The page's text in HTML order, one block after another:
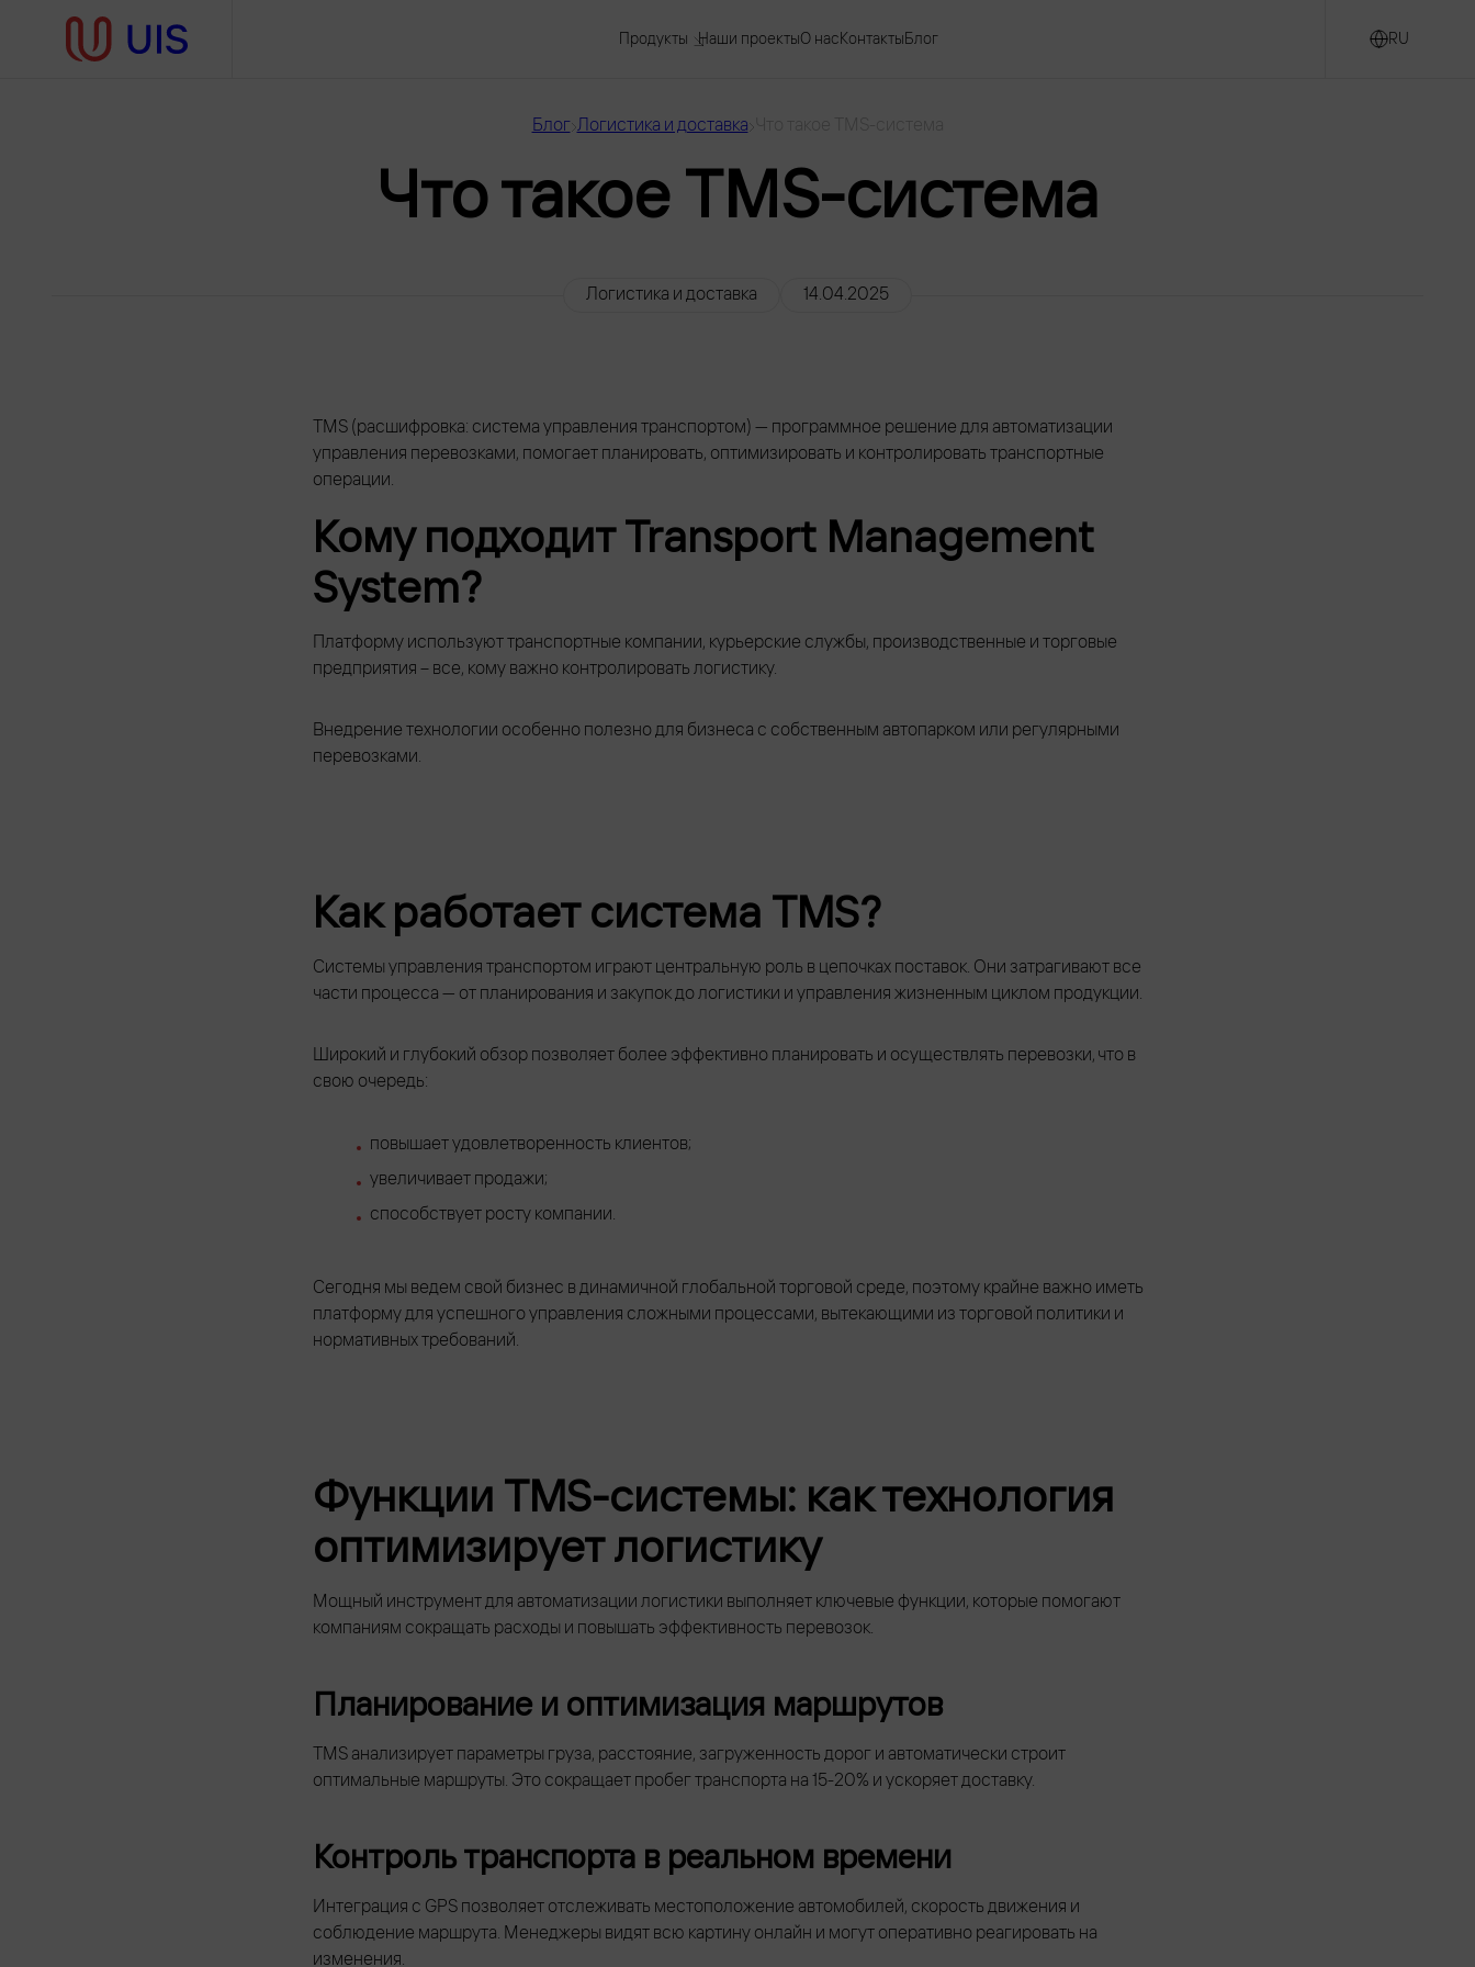
Продукты Наши проектыО нас Контакты Блог RU
Блог Логистика и доставка
Что такое TMS-система
Логистика и доставка 14.04.2025
TMS (расшифровка: система управления транспортом) — программное решение для автоматизации
управления перевозками, помогает планировать, оптимизировать и контролировать транспортные
операции.
Кому подходит Transport Management
System?
Платформу используют транспортные компании, курьерские службы, производственные и торговые
предприятия – все, кому важно контролировать логистику.
Внедрение технологии особенно полезно для бизнеса с собственным автопарком или регулярными
перевозками.
Как работает система TMS?
Системы управления транспортом играют центральную роль в цепочках поставок. Они затрагивают все
части процесса — от планирования и закупок до логистики и управления жизненным циклом продукции.
Широкий и глубокий обзор позволяет более эффективно планировать и осуществлять перевозки, что в
свою очередь:
повышает удовлетворенность клиентов;
увеличивает продажи;
способствует росту компании.
Сегодня мы ведем свой бизнес в динамичной глобальной торговой среде, поэтому крайне важно иметь
платформу для успешного управления сложными процессами, вытекающими из торговой политики и
нормативных требований.
Функции TMS-системы: как технология
оптимизирует логистику
Мощный инструмент для автоматизации логистики выполняет ключевые функции, которые помогают
компаниям сокращать расходы и повышать эффективность перевозок.
Планирование и оптимизация маршрутов
TMS анализирует параметры груза, расстояние, загруженность дорог и автоматически строит
оптимальные маршруты. Это сокращает пробег транспорта на 15-20% и ускоряет доставку.
Контроль транспорта в реальном времени
Интеграция с GPS позволяет отслеживать местоположение автомобилей, скорость движения и
соблюдение маршрута. Менеджеры видят всю картину онлайн и могут оперативно реагировать на
изменения.